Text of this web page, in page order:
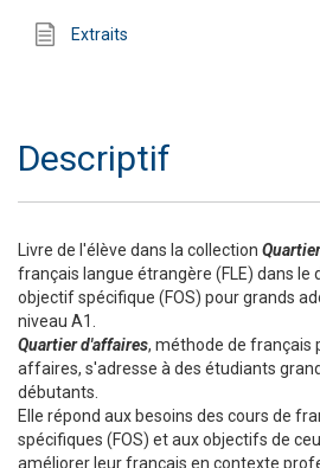
Extraits
Descriptif
Livre de l'élève dans la collection
français langue étrangère (FLE) dans le
objectif spécifique (FOS) pour grands
niveau A1.
Quartier d'affaires, méthode de français
affaires, s'adresse à des étudiants
débutants.
Elle répond aux besoins des cours de
spécifiques (FOS) et aux objectifs de
améliorer leur français en contexte